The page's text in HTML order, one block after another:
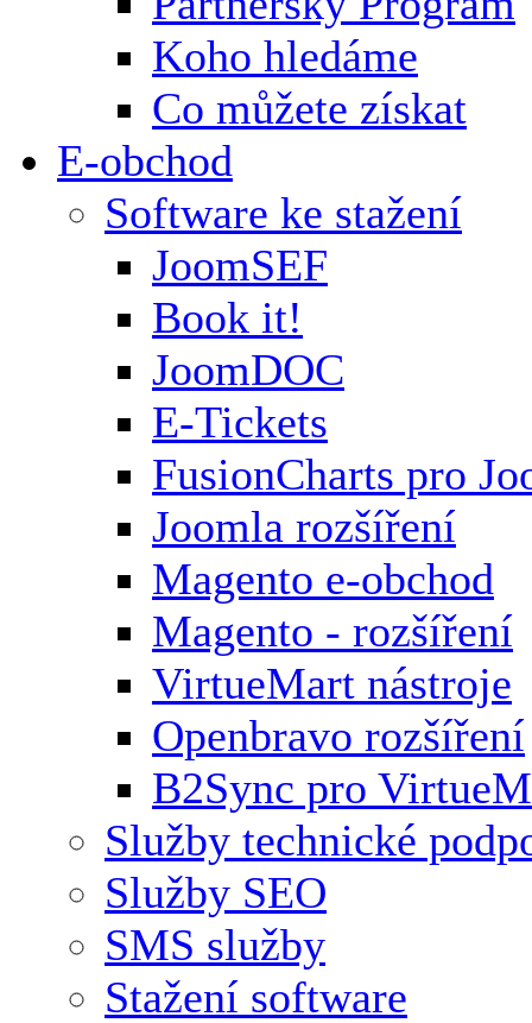
Koho hledáme
Co můžete získat
E-obchod
Software ke stažení
JoomSEF
Book it!
JoomDOC
E-Tickets
FusionCharts pro
Joomla rozšíření
Magento e-obchod
Magento - rozšíření
VirtueMart nástroje
Openbravo rozšíření
B2Sync pro
Služby technické
Služby SEO
SMS služby
Stažení software